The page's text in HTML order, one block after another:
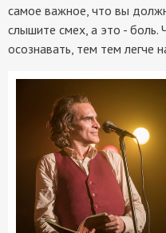
самое важное, что вы
слышите смех, а это - боль.
осознавать, тем тем легче